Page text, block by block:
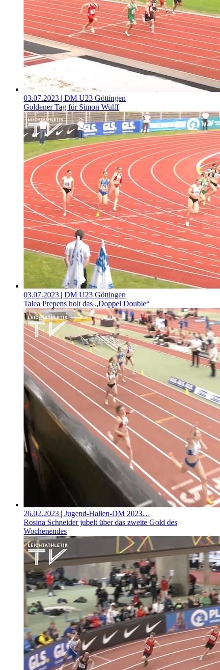
03.07.2023 | DM U23 Göttingen
Goldener Tag für Simon Wulff
03.07.2023 | DM U23 Göttingen
Talea Prepens holt das „Doppel Double“
26.02.2023 | Jugend-Hallen-DM 2023…
Rosina Schneider jubelt über das zweite Gold des
Wochenendes